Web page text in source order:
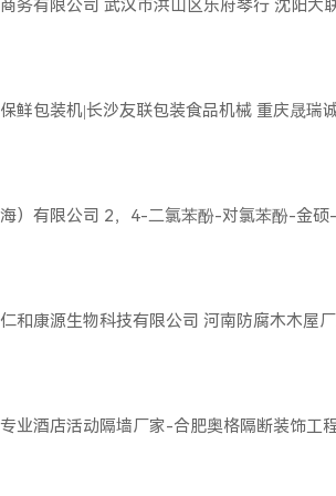
商务有限公司 武汉市洪山区乐府琴行 沈阳大
保鲜包装机|长沙友联包装食品机械 重庆晟瑞
海）有限公司 2，4-二氯苯酚-对氯苯酚-金硕
仁和康源生物科技有限公司 河南防腐木木屋
专业酒店活动隔墙厂家-合肥奥格隔断装饰工